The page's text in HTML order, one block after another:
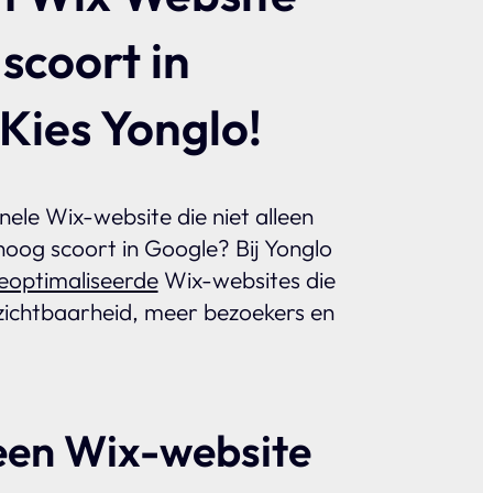
in
Yonglo!
Wix-website die niet alleen
scoort in Google? Bij Yonglo
Wix-websites die
meer bezoekers en
Wix-website